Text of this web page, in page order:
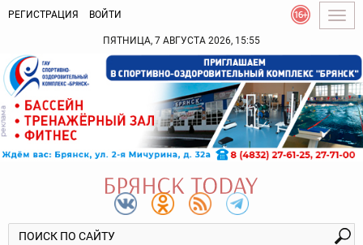
РЕГИСТРАЦИЯ ВОЙТИ
ПЯТНИЦА, 7 АВГУСТА 2026, 15:55